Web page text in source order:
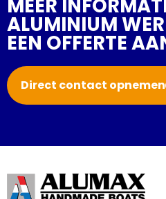
MEER
ALUMINIUM
EEN OFFERTE
Direct contact opnemen